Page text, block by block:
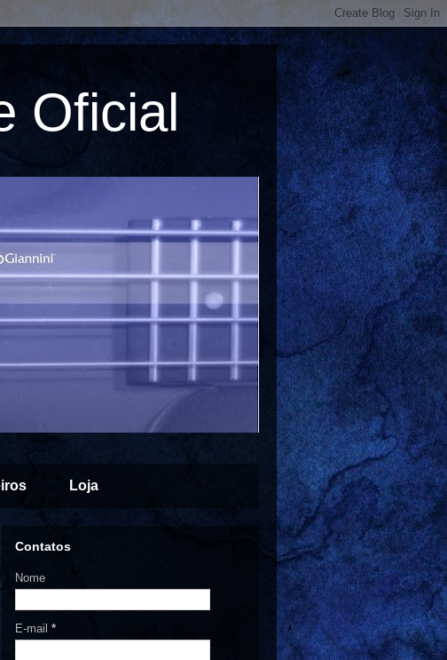
Oficial
Loja
Contatos
Nome
E-mail *